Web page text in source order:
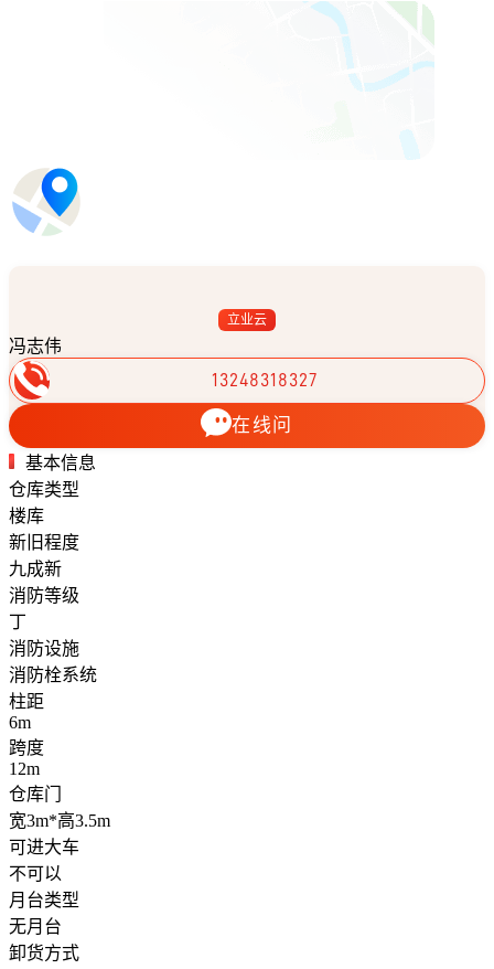
立业云
冯志伟
13248318327
在线问
基本信息
仓库类型
楼库
新旧程度
九成新
消防等级
丁
消防设施
消防栓系统
柱距
6m
跨度
12m
仓库门
宽3m*高3.5m
可进大车
不可以
月台类型
无月台
卸货方式